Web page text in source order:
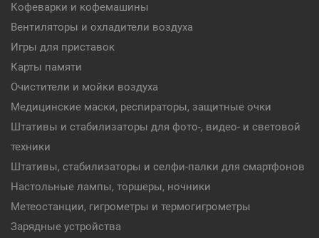
Кофеварки и кофемашины
Вентиляторы и охладители воздуха
Игры для приставок
Карты памяти
Очистители и мойки воздуха
Медицинские маски, респираторы, защитные очки
Штативы и стабилизаторы для фото-, видео- и световой
техники
Штативы, стабилизаторы и селфи-палки для смартфонов
Настольные лампы, торшеры, ночники
Метеостанции, гигрометры и термогигрометры
Зарядные устройства